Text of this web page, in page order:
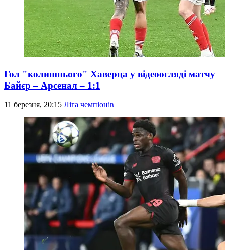
Гол "колишнього" Хаверца у відеоогляді матчу
Байєр – Арсенал – 1:1
11 березня, 20:15 Ліга чемпіонів